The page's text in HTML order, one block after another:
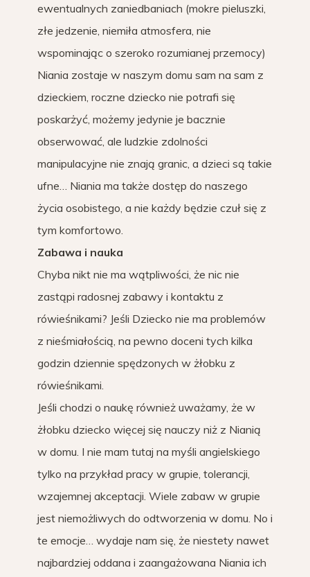
ewentualnych zaniedbaniach (mokre pieluszki,
złe jedzenie, niemiła atmosfera, nie
wspominając o szeroko rozumianej przemocy)
Niania zostaje w naszym domu sam na sam z
dzieckiem, roczne dziecko nie potrafi się
poskarżyć, możemy jedynie je bacznie
obserwować, ale ludzkie zdolności
manipulacyjne nie znają granic, a dzieci są takie
ufne… Niania ma także dostęp do naszego
życia osobistego, a nie każdy będzie czuł się z
tym komfortowo.
Zabawa i nauka
Chyba nikt nie ma wątpliwości, że nic nie
zastąpi radosnej zabawy i kontaktu z
rówieśnikami? Jeśli Dziecko nie ma problemów
z nieśmiałością, na pewno doceni tych kilka
godzin dziennie spędzonych w żłobku z
rówieśnikami.
Jeśli chodzi o naukę również uważamy, że w
żłobku dziecko więcej się nauczy niż z Nianią
w domu. I nie mam tutaj na myśli angielskiego
tylko na przykład pracy w grupie, tolerancji,
wzajemnej akceptacji. Wiele zabaw w grupie
jest niemożliwych do odtworzenia w domu. No i
te emocje… wydaje nam się, że niestety nawet
najbardziej oddana i zaangażowana Niania ich